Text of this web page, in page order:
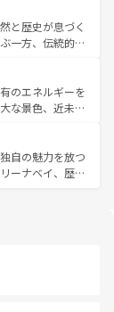
を心ゆくまで味
情報はコンテンツ一
古い町並みやホ
独特の雰囲気を
さとおいしさで
ヒーなどは、ぜ
あたたかい人々
られない旅にな
と歴史が息づく
一方、伝統的な
イなどの山岳地
やクラビの美し
きる。タイ料理
も異なる楽しみ
仏教を中心とし
旅人を魅了し続
のエネルギーを
な景色、近未来
ポットが密集し
力。息をのむよ
分に楽しみ尽く
自の魅力を放つ
ーナベイ、歴史
せないスポット